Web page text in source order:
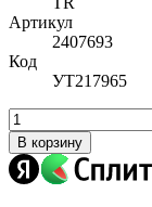
Артикул
2407693
Код
УТ217965
В корзину